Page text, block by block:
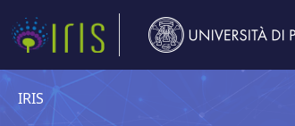
IRIS